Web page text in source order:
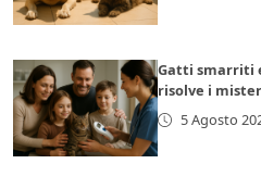
Gatti smarriti
risolve i
5 Agosto